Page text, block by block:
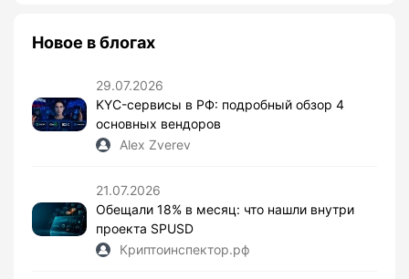
Новое в блогах
29.07.2026
KYC-сервисы в РФ: подробный обзор 4
основных вендоров
Alex Zverev
21.07.2026
Обещали 18% в месяц: что нашли внутри
проекта SPUSD
Криптоинспектор.рф